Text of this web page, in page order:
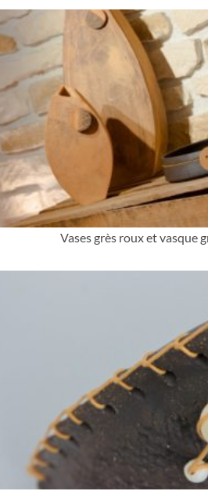
Vases grès roux et vasque